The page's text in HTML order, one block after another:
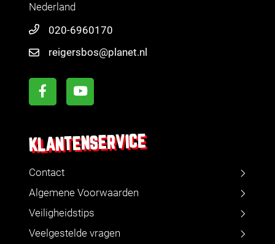
Nederland
020-6960170
reigersbos@planet.nl
KLANTENSERVICE
Contact
Algemene Voorwaarden
Veiligheidstips
Veelgestelde vragen